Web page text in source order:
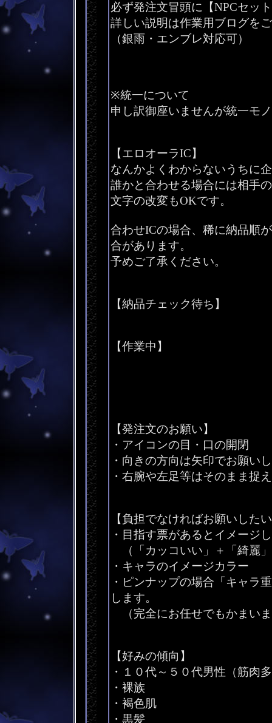
必ず発注文冒頭に【NPCセッ
詳しい説明は作業用ブログを
（銀雨・エンブレ対応可）
※統一について
申し訳御座いませんが統一モ
【エロオーラIC】
なんかよくわからないうちに
誰かと合わせる場合には相手
文字の改変もOKです。
合わせICの場合、稀に納品順
合があります。
予めご了承ください。
【納品チェック待ち】
【作業中】
【発注文のお願い】
・アイコンの目・口の開閉
・向きの方向は矢印でお願
・右腕や左足等はそのまま捉
【負担でなければお願いした
・目指す票があるとイメージ
（「カッコいい」＋「綺麗
・キャラのイメージカラー
・ピンナップの場合「キャラ
します。
（完全にお任せでもかまい
【好みの傾向】
・１０代～５０代男性（筋肉
・裸族
・褐色肌
・黒髪